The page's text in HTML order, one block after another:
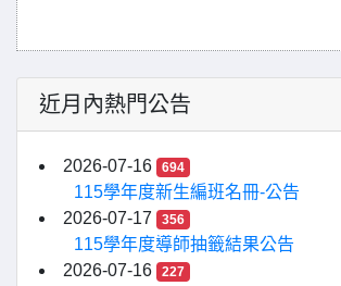
近月內熱門公告
2026-07-16 694
115學年度新生編班名冊-公告
2026-07-17
356
115學年度導師抽籤結果公告
2026-07-16
227